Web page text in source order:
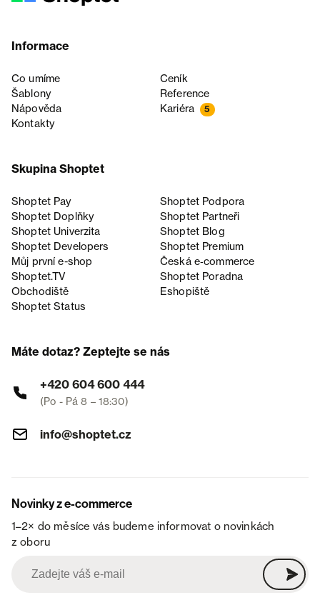
Informace
Co umíme
Ceník
Šablony
Reference
Nápověda
Kariéra 5
Kontakty
Skupina Shoptet
Shoptet Pay
Shoptet Podpora
Shoptet Doplňky
Shoptet Partneři
Shoptet Univerzita
Shoptet Blog
Shoptet Developers
Shoptet Premium
Můj první e-shop
Česká e‑commerce
Shoptet.TV
Shoptet Poradna
Obchodiště
Eshopiště
Shoptet Status
Máte dotaz? Zeptejte se nás
+420 604 600 444
(Po - Pá 8 – 18:30)
info@shoptet.cz
Novinky z e-commerce
1–2× do měsíce vás budeme informovat o novinkách
z oboru